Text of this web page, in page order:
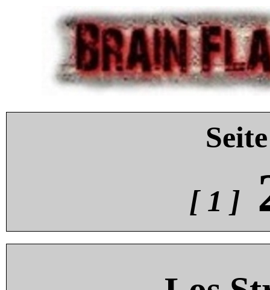
[ 1 ]